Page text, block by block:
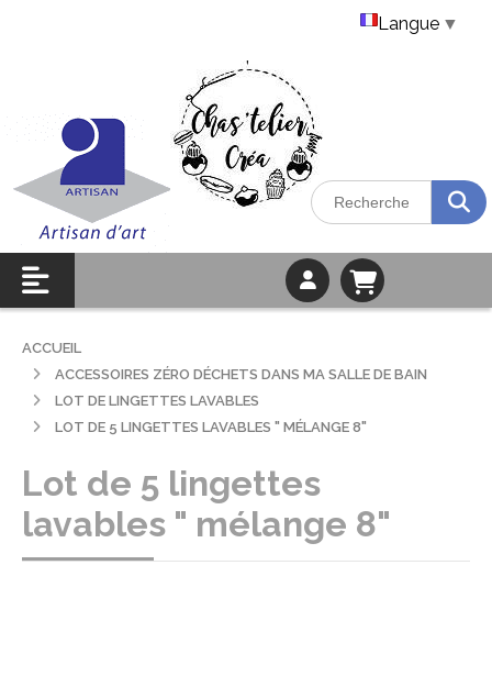
ACCUEIL
ACCESSOIRES ZÉRO DÉCHETS DANS MA SALLE DE BAIN
LOT DE LINGETTES LAVABLES
LOT DE 5 LINGETTES LAVABLES " MÉLANGE 8"
Lot de 5 lingettes
lavables " mélange 8"
Langue ▼